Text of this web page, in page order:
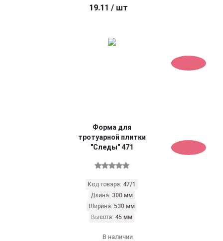
19.11 / шт
Форма для
тротуарной плитки
"Следы" 471
Код товара: 47/1
Длина: 300 мм
Ширина: 530 мм
Высота: 45 мм
В наличии